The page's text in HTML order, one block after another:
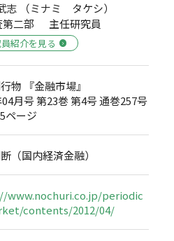
（ミナミ タケシ）
第二部 主任研究員
紹介を見る
物 『金融市場』
月号 第23巻 第4号 通巻257号
ページ
（国内経済金融）
www.nochuri.co.jp/periodic
contents/2012/04/